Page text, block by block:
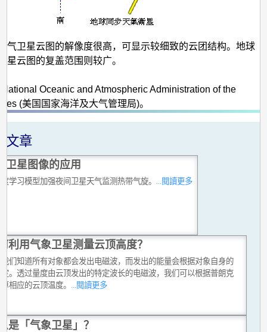
气卫星云图的解像度很高，可显示较细致的云团结构。地球
星云图的复盖范围则较广。
Oceanic and Atmospheric Administration of the
(美国国家海洋及大气管理局)。
文章
卫星图像的应用
学习模型加强夜间卫星天气监测热带气旋。 ...閱讀更多
利用气象卫星测量云顶高度？
们知道所有对象都会发出电磁波，而发出的能量会根据对象自身的
。透过量度由云顶发出的特定波长的电磁波，我们可以根据普朗克
相应的云顶温度。 ...閱讀更多
是「气象卫星」？